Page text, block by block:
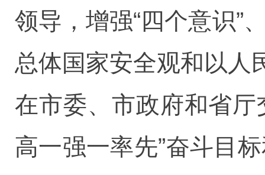
领导，增强“四个意识”
总体国家安全观和以人
在市委、市政府和省
高一强一率先”奋斗目